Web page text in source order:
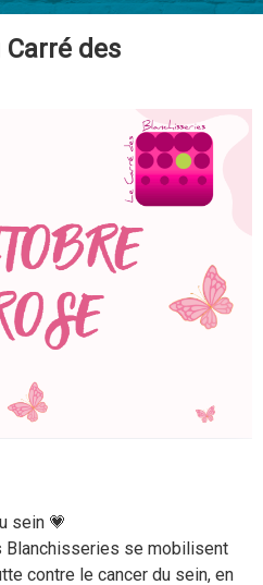
Carré des
sein 💗
Blanchisseries se mobilisent
contre le cancer du sein, en